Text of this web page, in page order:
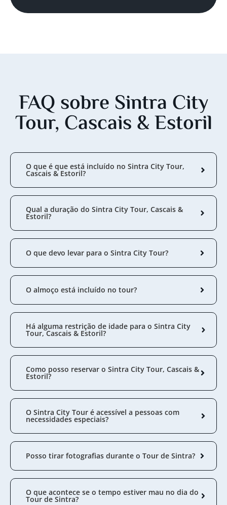
FAQ sobre Sintra City
Tour, Cascais & Estoril
O que é que está incluído no Sintra City Tour,
Cascais & Estoril?
Qual a duração do Sintra City Tour, Cascais &
Estoril?
O que devo levar para o Sintra City Tour?
O almoço está incluído no tour?
Há alguma restrição de idade para o Sintra City
Tour, Cascais & Estoril?
Como posso reservar o Sintra City Tour, Cascais &
Estoril?
O Sintra City Tour é acessível a pessoas com
necessidades especiais?
Posso tirar fotografias durante o Tour de Sintra?
O que acontece se o tempo estiver mau no dia do
Tour de Sintra?